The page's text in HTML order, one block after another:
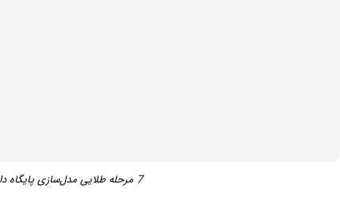
7 مرحله طلایی مدل‌سازی پایگاه داده برای شبکه اجتماعی با SQL